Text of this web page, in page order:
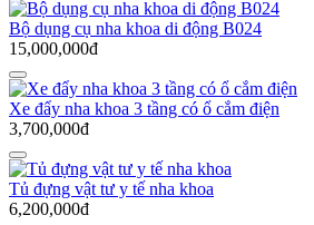
Bộ dụng cụ nha khoa di động B024
15,000,000đ
Xe đẩy nha khoa 3 tầng có ổ cắm điện
3,700,000đ
Tủ đựng vật tư y tế nha khoa
6,200,000đ